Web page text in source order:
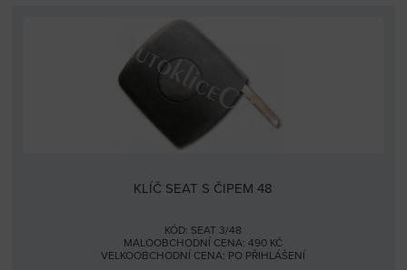
KLÍČ SEAT S ČIPEM 48
KÓD: SEAT 3/48
MALOOBCHODNÍ CENA: 490 KČ
VELKOOBCHODNÍ CENA: PO PŘIHLÁŠENÍ